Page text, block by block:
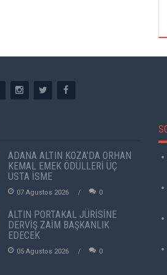
ADANA ALTIN KOZA'DA ORHAN
KEMAL EMEK ÖDÜLLERİ ÜÇ
USTA İSME
07 Agustos 2026 0
ALTIN PORTAKAL JÜRİSİNE
DERVİŞ ZAİM BAŞKANLIK
EDECEK
05 Agustos 2026 0